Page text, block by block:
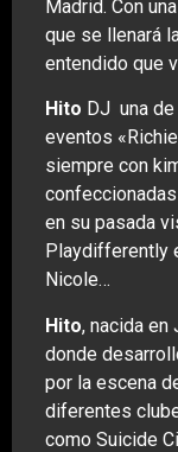
Madrid. Con
que se llenará
entendido que
Hito DJ una
eventos
siempre con
en su pasada
Playdifferently
Nicole…
Hito, nacida en
donde
por la escena
diferentes
como Suicide